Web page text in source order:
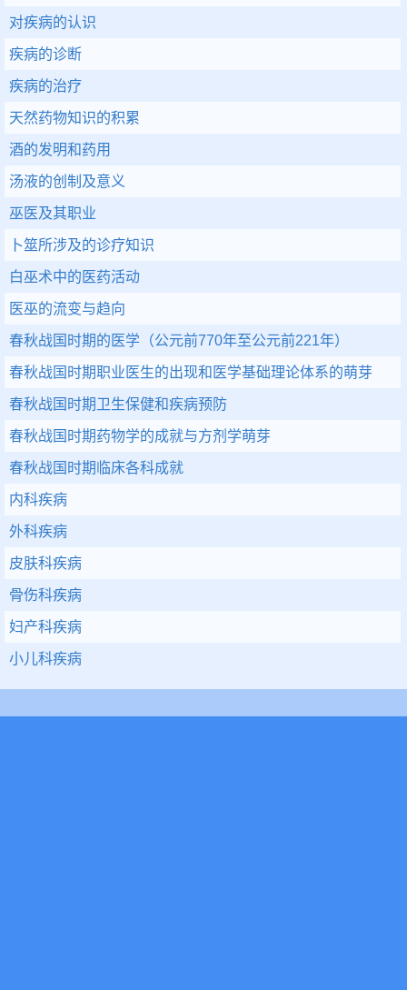
对疾病的认识
疾病的诊断
疾病的治疗
天然药物知识的积累
酒的发明和药用
汤液的创制及意义
巫医及其职业
卜筮所涉及的诊疗知识
白巫术中的医药活动
医巫的流变与趋向
春秋战国时期的医学（公元前770年至公元前221年）
春秋战国时期职业医生的出现和医学基础理论体系的萌芽
春秋战国时期卫生保健和疾病预防
春秋战国时期药物学的成就与方剂学萌芽
春秋战国时期临床各科成就
内科疾病
外科疾病
皮肤科疾病
骨伤科疾病
妇产科疾病
小儿科疾病